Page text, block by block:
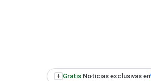
+ Gratis:Noticias exclusivas en